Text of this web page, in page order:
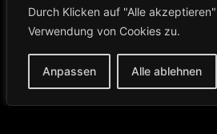
Durch Klicken auf "Alle
Verwendung von Cookies zu.
Anpassen Alle ablehnen
Schreib mir eine Nachricht!
Datenschutzerklärung